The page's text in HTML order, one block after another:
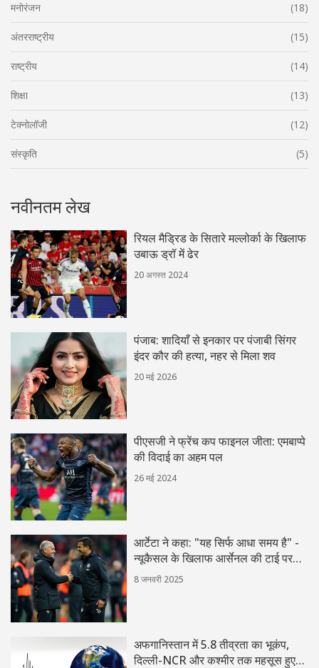
मनोरंजन (18)
अंतरराष्ट्रीय (15)
राष्ट्रीय (14)
शिक्षा (13)
टेक्नोलॉजी (12)
संस्कृति (5)
नवीनतम लेख
रियल मैड्रिड के सितारे मल्लोर्का के खिलाफ
उबाऊ ड्रॉ में ढेर
20 अगस्त 2024
पंजाब: शादियाँ से इनकार पर पंजाबी सिंगर
इंदर कौर की हत्या, नहर से मिला शव
20 मई 2026
पीएसजी ने फ्रेंच कप फाइनल जीता: एमबाप्पे
की विदाई का अहम पल
26 मई 2024
आर्टेटा ने कहा: "यह सिर्फ आधा समय है" -
न्यूकैसल के खिलाफ आर्सेनल की टाई पर
विचार
8 जनवरी 2025
अफगानिस्तान में 5.8 तीव्रता का भूकंप,
दिल्ली-NCR और कश्मीर तक महसूस हुए